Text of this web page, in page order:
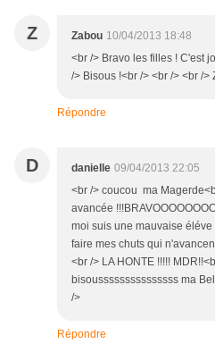
Z Zabou 10/04/2013 18:48
<br /> Bravo les filles ! C'est
/> Bisous !<br /> <br /> <br />
Répondre
D danielle 09/04/2013 22:05
<br /> coucou ma
avancée
moi suis une mauvaise
faire mes chuts qui
<br /> LA HONTE !!!!!
bisousssssssssssssss ma
/>
Répondre